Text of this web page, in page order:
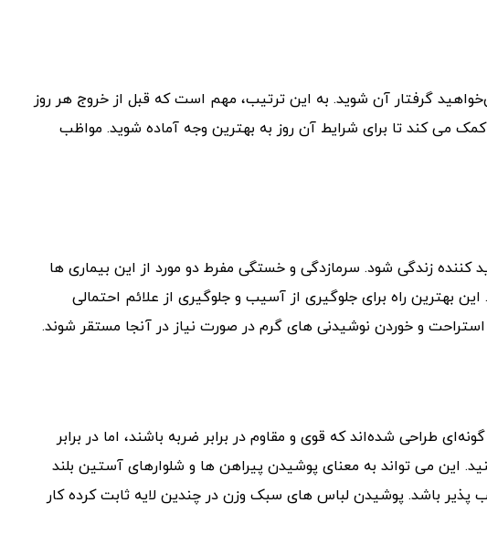
گرفتار آن شوید. به این ترتیب، مهم است که قبل از خروج هر روز
می کند تا برای شرایط آن روز به بهترین وجه آماده شوید. مواظب
کننده زندگی شود. سرمازدگی و خستگی مفرط دو مورد از این بیماری ها
بهترین راه برای جلوگیری از آسیب و جلوگیری از علائم احتمالی
و خوردن نوشیدنی های گرم در صورت نیاز در آنجا مستقر شوند.
طراحی شده‌اند که قوی و مقاوم در برابر ضربه باشند، اما در برابر
این می تواند به معنای پوشیدن پیراهن ها و شلوارهای آستین بلند
پذیر باشد. پوشیدن لباس های سبک وزن در چندین لایه ثابت کرده کار